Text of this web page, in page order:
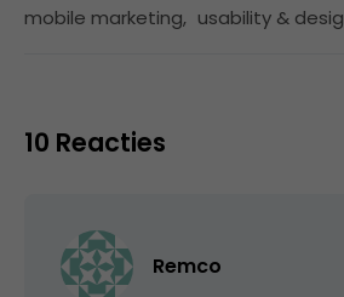
mobile marketing, usability &
10 Reacties
Remco